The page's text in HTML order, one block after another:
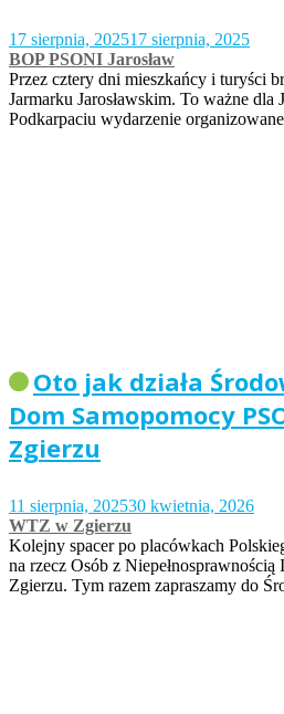
17 sierpnia, 202517 sierpnia, 2025
BOP PSONI Jarosław
Przez cztery dni mieszkańcy i turyści
Jarmarku Jarosławskim. To ważne dla
Podkarpaciu wydarzenie
Oto jak działa
Dom Samopomocy
Zgierzu
11 sierpnia, 202530 kwietnia, 2026
WTZ w Zgierzu
Kolejny spacer po placówkach
na rzecz Osób z
Zgierzu. Tym razem zapraszamy do